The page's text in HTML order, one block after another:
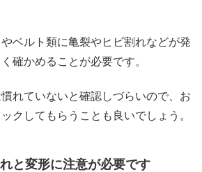
ベルト類に亀裂やヒビ割れなどが発
確かめることが必要です。
れていないと確認しづらいので、お
クしてもらうことも良いでしょう。
と変形に注意が必要です